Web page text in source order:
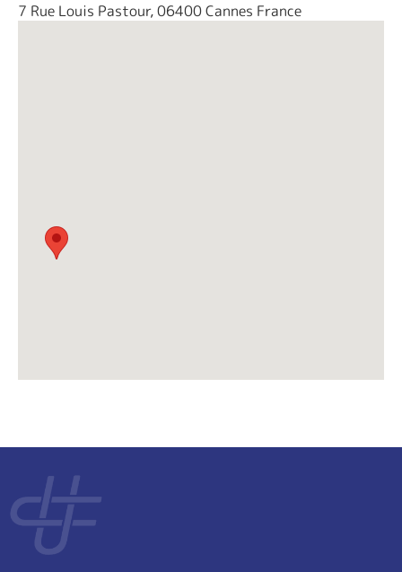
7 Rue Louis Pastour, 06400 Cannes France